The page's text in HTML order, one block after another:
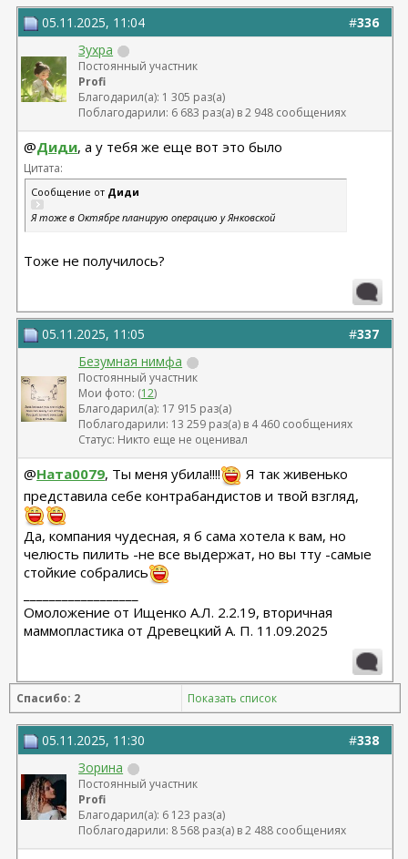
#336
05.11.2025, 11:04
Зухра
Постоянный участник
Profi
Благодарил(а): 1 305 раз(а)
Поблагодарили: 6 683 раз(а) в 2 948 сообщениях
@Диди, а у тебя же еще вот это было
Цитата:
Сообщение от Диди
Я тоже в Октябре планирую операцию у Янковской
Тоже не получилось?
#337
05.11.2025, 11:05
Безумная нимфа
Постоянный участник
Мои фото: (12)
Благодарил(а): 17 915 раз(а)
Поблагодарили: 13 259 раз(а) в 4 460 сообщениях
Статус: Никто еще не оценивал
@Ната0079, Ты меня убила!!!!
Я так живенько
представила себе контрабандистов и твой взгляд,
Да, компания чудесная, я б сама хотела к вам, но
челюсть пилить -не все выдержат, но вы тту -самые
стойкие собрались
Омоложение от Ищенко А.Л. 2.2.19, вторичная
маммопластика от Древецкий А. П. 11.09.2025
Спасибо: 2 Показать список
#338
05.11.2025, 11:30
Зорина
Постоянный участник
Profi
Благодарил(а): 6 123 раз(а)
Поблагодарили: 8 568 раз(а) в 2 488 сообщениях